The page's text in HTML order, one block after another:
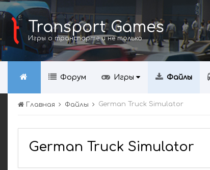
Transport Games
Игры о транспорте и не только
Форум Игры Файлы
Главная Файлы German Truck Simulator
German Truck Simulator